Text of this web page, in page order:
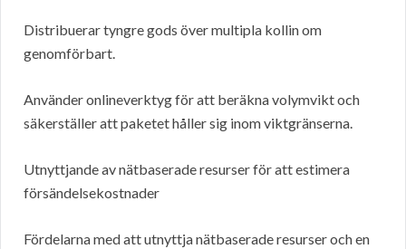
Distribuerar tyngre gods över multipla kollin om
genomförbart.
Använder onlineverktyg för att beräkna volymvikt och
säkerställer att paketet håller sig inom viktgränserna.
Utnyttjande av nätbaserade resurser för att estimera
försändelsekostnader
Fördelarna med att utnyttja nätbaserade resurser och en